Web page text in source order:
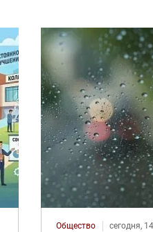
Общество сегодня,